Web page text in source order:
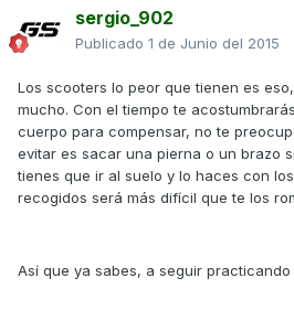
sergio_902
Publicado 1 de Junio del 2015
Los scooters lo peor que tienen es
mucho. Con el tiempo te
cuerpo para compensar, no te
evitar es sacar una pierna o un brazo
tienes que ir al suelo y lo haces con
recogidos será más difícil que te los
Así que ya sabes, a seguir